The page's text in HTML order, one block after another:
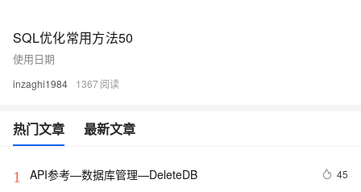
SQL优化常用方法50
使用日期
inzaghi1984 1367
热门文章 最新文章
1 API参考—数据库管理—DeleteDB 45